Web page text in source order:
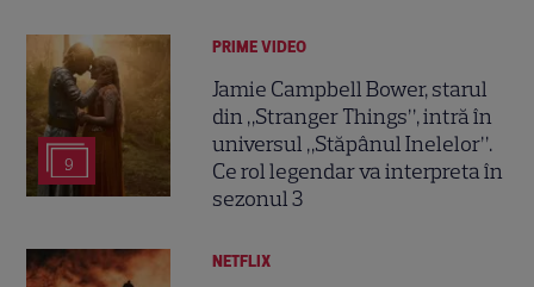
9
PRIME VIDEO
Jamie Campbell Bower, starul
din „Stranger Things”, intră în
universul „Stăpânul Inelelor”.
Ce rol legendar va interpreta în
sezonul 3
NETFLIX